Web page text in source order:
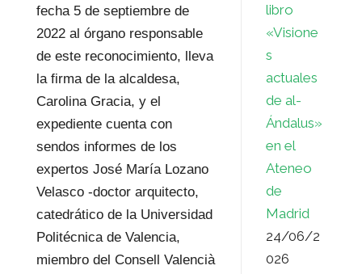
fecha 5 de septiembre de
2022 al órgano responsable
de este reconocimiento, lleva
la firma de la alcaldesa,
Carolina Gracia, y el
expediente cuenta con
sendos informes de los
expertos José María Lozano
Velasco -doctor arquitecto,
catedrático de la Universidad
Politécnica de Valencia,
miembro del Consell Valencià
libro
«Visione
s
actuales
de al-
Ándalus»
en el
Ateneo
de
Madrid
24/06/2
026